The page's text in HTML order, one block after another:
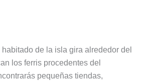
de la isla gira alrededor del
los ferris procedentes del
pequeñas tiendas,